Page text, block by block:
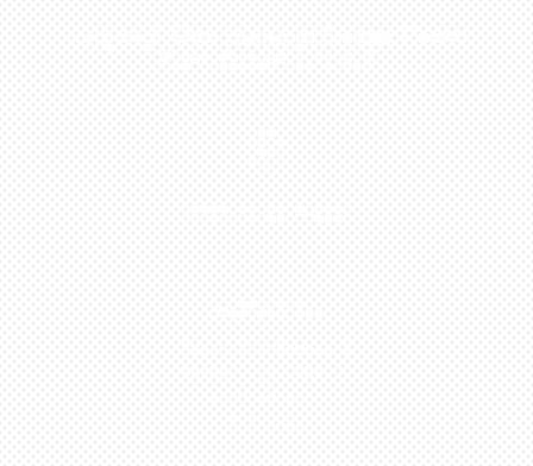
Kunjungi Atau Hubungi Dealer Resmi
Kami Di Kota Anda!

0813-1054-7548
JAKARTA
Perumahan Boulevard
Taman Surya 3 Blok h2,
No.27, Jakarta –
Indonesia